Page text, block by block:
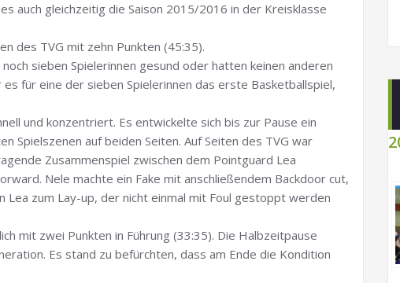
auch gleichzeitig die Saison 2015/2016 in der Kreisklasse
des TVG mit zehn Punkten (45:35).
sieben Spielerinnen gesund oder hatten keinen anderen
für eine der sieben Spielerinnen das erste Basketballspiel,
und konzentriert. Es entwickelte sich bis zur Pause ein
Spielszenen auf beiden Seiten. Auf Seiten des TVG war
Zusammenspiel zwischen dem Pointguard Lea
Nele machte ein Fake mit anschließendem Backdoor cut,
Lea zum Lay-up, der nicht einmal mit Foul gestoppt werden
mit zwei Punkten in Führung (33:35). Die Halbzeitpause
Es stand zu befürchten, dass am Ende die Kondition